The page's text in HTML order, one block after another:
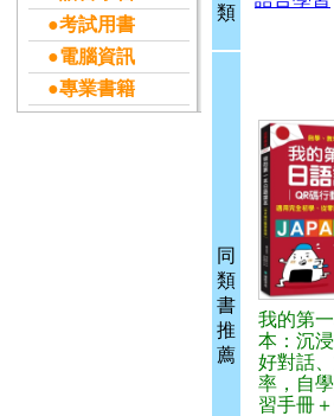
●考試用書
●電腦資訊
●專業書籍
類
同
類
書
推
薦
我的第
本：沉
好對話
率，自
習手冊